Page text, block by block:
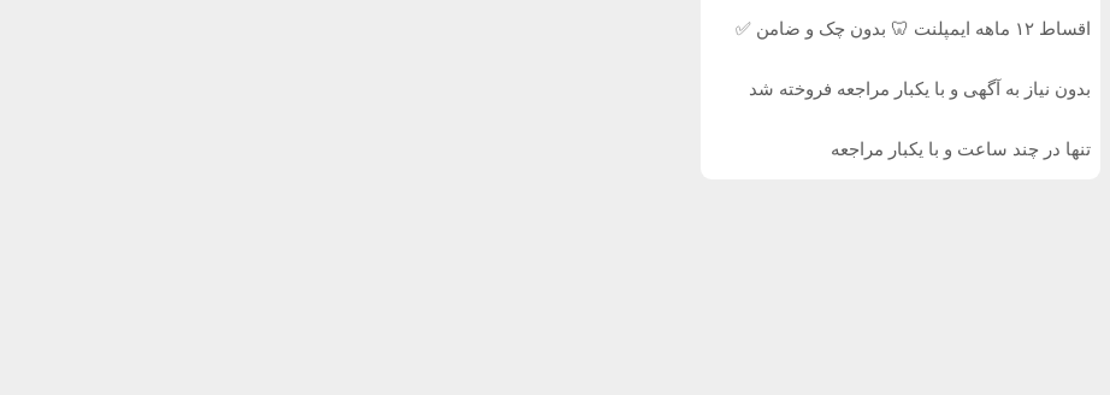
اقساط ۱۲ ماهه ایمپلنت 🦷 بدون چک و ضامن ✅
بدون نیاز به آگهی و با یکبار مراجعه فروخته شد
تنها در چند ساعت و با یکبار مراجعه